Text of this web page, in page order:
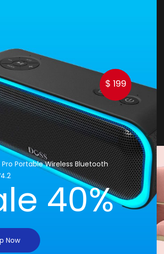
Pro Portable Wireless Bluetooth
40%
Now
$ 199